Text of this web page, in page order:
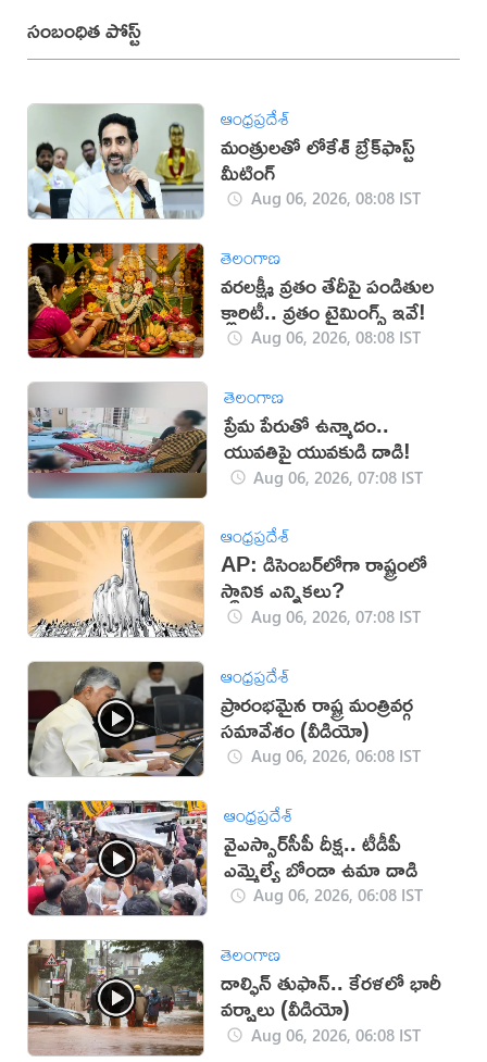
సంబంధిత పోస్ట్
ఆంధ్రప్రదేశ్
మంత్రులతో లోకేశ్ బ్రేక్‌ఫాస్ట్
మీటింగ్
Aug 06, 2026, 08:08 IST
తెలంగాణ
వరలక్ష్మీ వ్రతం తేదీపై పండితుల
క్లారిటీ.. వ్రతం టైమింగ్స్ ఇవే!
Aug 06, 2026, 08:08 IST
తెలంగాణ
ప్రేమ పేరుతో ఉన్మాదం..
యువతిపై యువకుడి దాడి!
Aug 06, 2026, 07:08 IST
ఆంధ్రప్రదేశ్
AP: డిసెంబర్‌లోగా రాష్ట్రంలో
స్థానిక ఎన్నికలు?
Aug 06, 2026, 07:08 IST
ఆంధ్రప్రదేశ్
ప్రారంభమైన రాష్ట్ర మంత్రివర్గ
సమావేశం (వీడియో)
Aug 06, 2026, 06:08 IST
ఆంధ్రప్రదేశ్
వైఎస్సార్‌సీపీ దీక్ష.. టీడీపీ
ఎమ్మెల్యే బోండా ఉమా దాడి
Aug 06, 2026, 06:08 IST
తెలంగాణ
డాల్ఫిన్ తుఫాన్.. కేరళలో భారీ
వర్షాలు (వీడియో)
Aug 06, 2026, 06:08 IST